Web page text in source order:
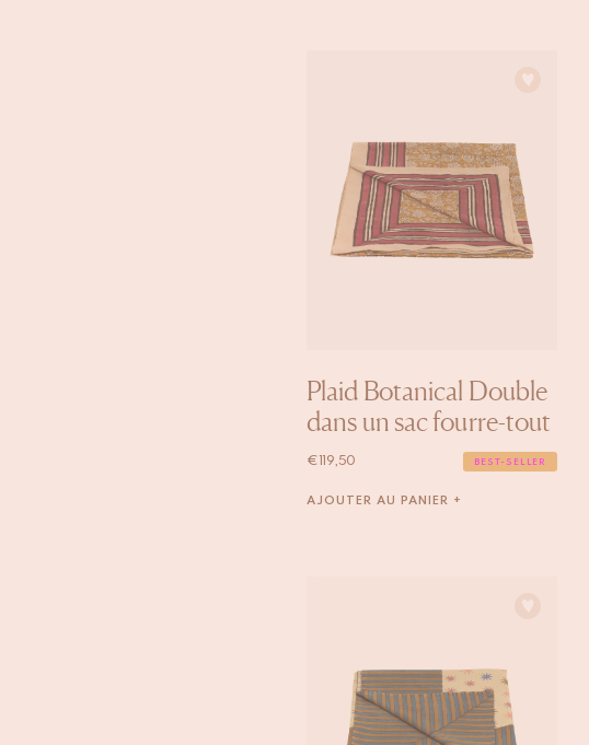
Plaid Botanical Double
dans un sac fourre-tout
€ 119,50 BEST-SELLER
AJOUTER AU PANIER +